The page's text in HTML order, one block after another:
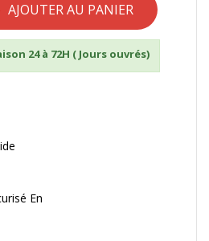
AJOUTER AU PANIER
24 à 72H ( Jours ouvrés)
En